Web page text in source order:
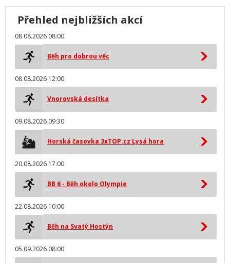
Přehled nejbližších akcí
08.08.2026 08:00
Běh pro dobrou věc
08.08.2026 12:00
Vnorovská desítka
09.08.2026 09:30
Horská časovka 3xTOP.cz Lysá hora
20.08.2026 17:00
BB 6 - Běh okolo Olympie
22.08.2026 10:00
Běh na Svatý Hostýn
05.09.2026 08:00